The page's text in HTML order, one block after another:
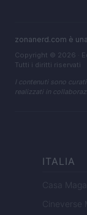
zonanerd.com è
Copyright © 2026 ·
Tutti i diritti riservati
I contenuti sono
realizzati in
ITALIA
Casa
Cineverse